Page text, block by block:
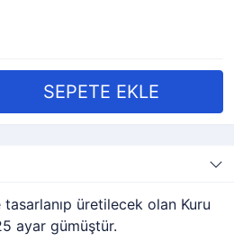
üretilecek olan Kuru
ayar gümüştür.